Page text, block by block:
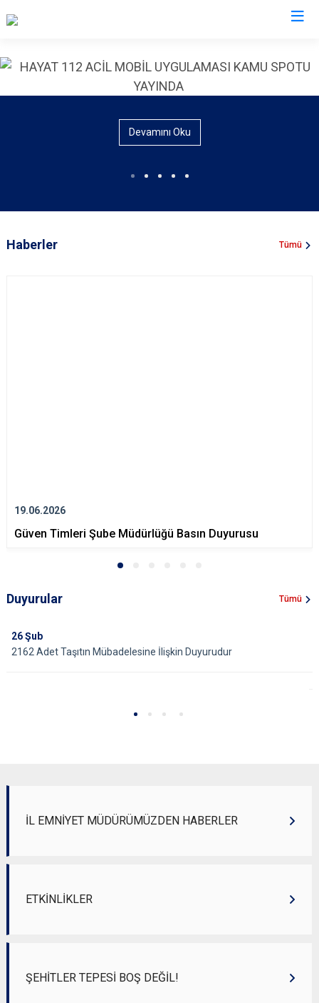
Devamını Oku
Haberler Tümü
19.06.2026
Güven Timleri Şube Müdürlüğü Basın Duyurusu
Duyurular Tümü
26Şub
2162 Adet Taşıtın Mübadelesine İlişkin Duyurudur
İL EMNİYET MÜDÜRÜMÜZDEN HABERLER
ETKİNLİKLER
ŞEHİTLER TEPESİ BOŞ DEĞİL!